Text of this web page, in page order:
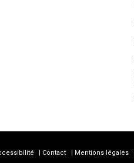
Contact Mentions légales